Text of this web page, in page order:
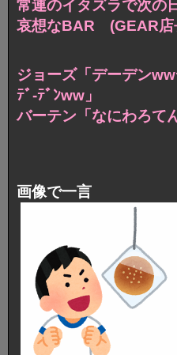
常連のイタズラで次の
哀想なBAR (GEAR店
ジョーズ「デーデン
ﾃﾞ-ﾃﾞﾝww」
バーテン「なにわろ
画像で一言